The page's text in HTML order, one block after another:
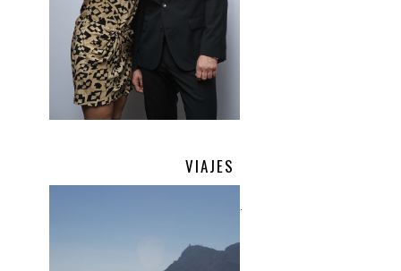
VIAJES
.